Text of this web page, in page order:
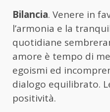
Bilancia. Venere in
l’armonia e la
quotidiane
amore è tempo di
egoismi ed
dialogo equilibrato.
positività.